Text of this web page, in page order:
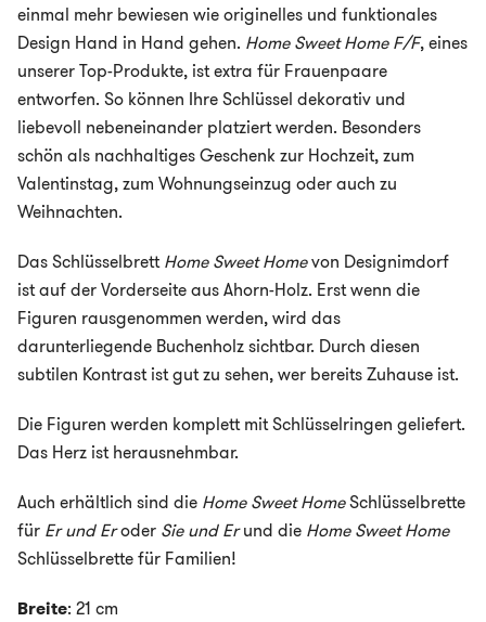
einmal mehr bewiesen wie originelles und funktionales
Design Hand in Hand gehen. Home Sweet Home F/F, eines
unserer Top-Produkte, ist extra für Frauenpaare
entworfen. So können Ihre Schlüssel dekorativ und
liebevoll nebeneinander platziert werden. Besonders
schön als nachhaltiges Geschenk zur Hochzeit, zum
Valentinstag, zum Wohnungseinzug oder auch zu
Weihnachten.
Das SchlüsselbrettHome Sweet Homevon Designimdorf
ist auf der Vorderseite aus Ahorn-Holz. Erst wenn die
Figuren rausgenommen werden, wird das
darunterliegende Buchenholz sichtbar. Durch diesen
subtilen Kontrast ist gut zu sehen, wer bereits Zuhause ist.
Die Figuren werden komplett mit Schlüsselringen geliefert.
Das Herz ist herausnehmbar.
Auch erhältlich sind die Home Sweet HomeSchlüsselbrette
für Er und Eroder Sie und Erund die Home Sweet Home
Schlüsselbrette für Familien!
Breite: 21 cm